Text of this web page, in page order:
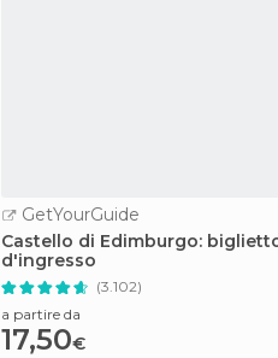
GetYourGuide
Castello di Edimburgo:
d'ingresso
(3.102)
a partire da
17,50€